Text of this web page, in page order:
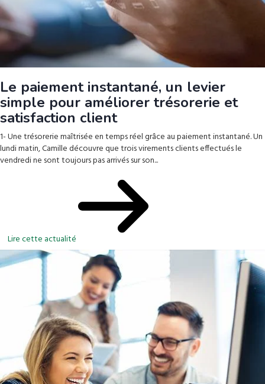
Le paiement instantané, un levier
simple pour améliorer trésorerie et
satisfaction client
1- Une trésorerie maîtrisée en temps réel grâce au paiement instantané. Un
lundi matin, Camille découvre que trois virements clients effectués le
vendredi ne sont toujours pas arrivés sur son...
Lire cette actualité